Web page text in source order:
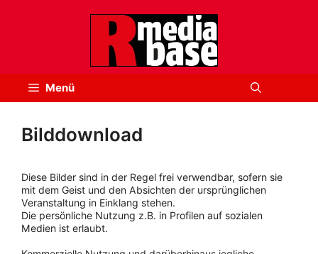
Menü
Bilddownload
Diese Bilder sind in der Regel frei verwendbar, sofern sie
mit dem Geist und den Absichten der ursprünglichen
Veranstaltung in Einklang stehen.
Die persönliche Nutzung z.B. in Profilen auf sozialen
Medien ist erlaubt.